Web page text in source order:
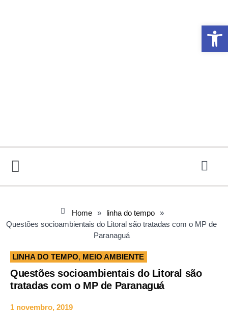
Abrir
Home » linha do tempo »
Questões socioambientais do Litoral são tratadas com o MP de
Paranaguá
LINHA DO TEMPO, MEIO AMBIENTE
Questões socioambientais do Litoral são
tratadas com o MP de Paranaguá
1 novembro, 2019